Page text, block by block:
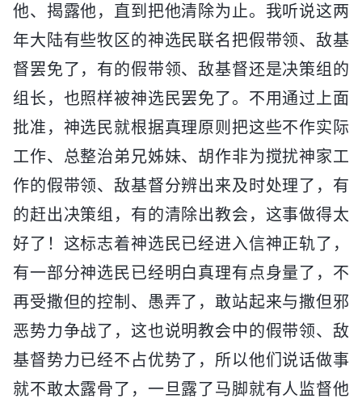
他、揭露他，直到把他清除为止。我听说这两
年大陆有些牧区的神选民联名把假带领、敌基
督罢免了，有的假带领、敌基督还是决策组的
组长，也照样被神选民罢免了。不用通过上面
批准，神选民就根据真理原则把这些不作实际
工作、总整治弟兄姊妹、胡作非为搅扰神家工
作的假带领、敌基督分辨出来及时处理了，有
的赶出决策组，有的清除出教会，这事做得太
好了！这标志着神选民已经进入信神正轨了，
有一部分神选民已经明白真理有点身量了，不
再受撒但的控制、愚弄了，敢站起来与撒但邪
恶势力争战了，这也说明教会中的假带领、敌
基督势力已经不占优势了，所以他们说话做事
就不敢太露骨了，一旦露了马脚就有人监督他